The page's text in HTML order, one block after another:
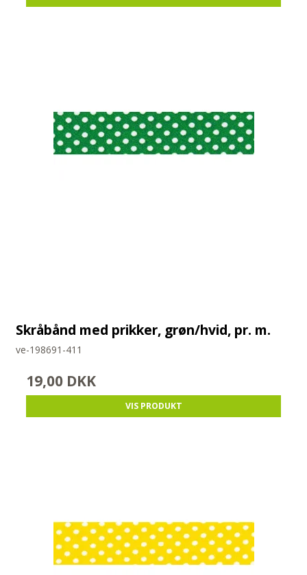
Skråbånd med prikker, grøn/hvid, pr. m.
ve-198691-411
19,00 DKK
VIS PRODUKT